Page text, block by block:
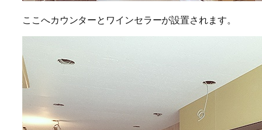
ここへカウンターとワインセラーが設置されます。